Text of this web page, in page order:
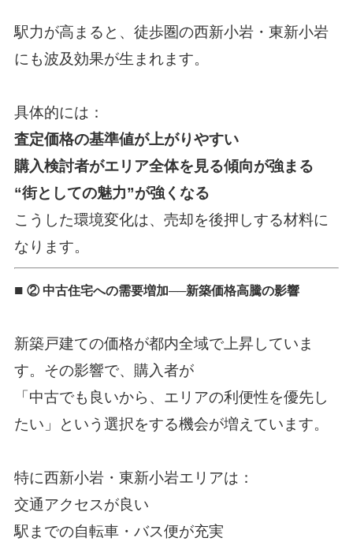
駅力が高まると、徒歩圏の西新小岩・東新小岩
にも波及効果が生まれます。
具体的には：
査定価格の基準値が上がりやすい
購入検討者がエリア全体を見る傾向が強まる
“街としての魅力”が強くなる
こうした環境変化は、売却を後押しする材料に
なります。
■ ② 中古住宅への需要増加──新築価格高騰の影響
新築戸建ての価格が都内全域で上昇していま
す。その影響で、購入者が
「中古でも良いから、エリアの利便性を優先し
たい」という選択をする機会が増えています。
特に西新小岩・東新小岩エリアは：
交通アクセスが良い
駅までの自転車・バス便が充実